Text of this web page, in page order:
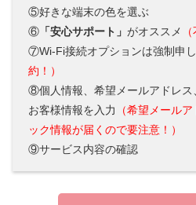
⑤好きな端末の色を選ぶ
⑥ 「安心サポート」 がオススメ
⑦Wi-Fi接続オプションは強制申
約！）
⑧個人情報、希望メールアドレス
お客様情報を入力
（希望メール
ック情報が届くので要注意！）
⑨サービス内容の確認